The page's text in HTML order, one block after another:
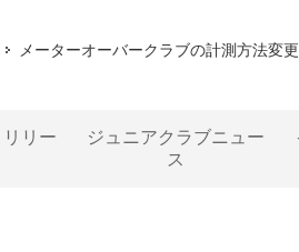
メーターオーバークラブの計測方法変
リー
ジュニアクラブニュー
ス